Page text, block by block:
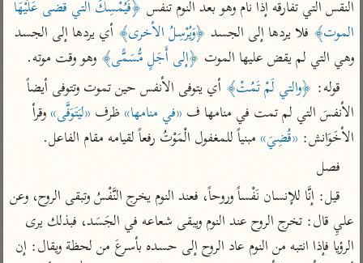
جمع الأقوال
تفسير ابن الجوزي
تفسير الماوردي
منتقاة
تفسير ابن القيم
تفسير ابن تيمية
عامّة
تفسير السمعاني
تفسير الرازي
أخرى
أضواء البيان
نظم الدرر للبقاعي
لغة وبلاغة
التحرير والتنوير
المحرر الوجيز لابن
تفسير ابن عثيمين
مركَّزة العبارة
تفسير الجلالين
جامع البيان للإيجي
تفسير النسفي
الوجيز للواحدي
تفسير ابن أبي زمنين
النقس التي تفارقه إذا نام وهو بعد النوم تنفس
الموت﴾ فلا يردها إلى الجسد ﴿وَيُرْسِلُ الأخرى﴾
وهي التي لم يقض عليها الموت ﴿إلى أَجَلٍ مُّسَمًّى﴾ وهو وقت موته.
قوله: ﴿والتي لَمْ تَمُتْ﴾
أي يتوفى الأنفس حين تموت وتتوفى أيضاً
الأنفسَ التي لم تمت في منامها ف «في منامها» ظرف «ليَتَوَفَّى»
الأخَوَانش: «قُضِيَ» مبنياً للمغفول الْمَوْتُ رفعاً لقيامه مقام الفاعل.
فصل